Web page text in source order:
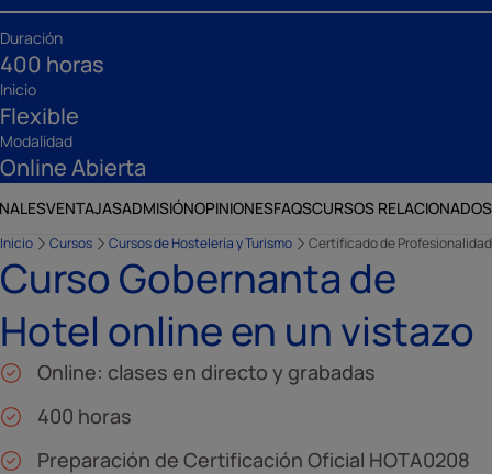
Duración
400 horas
Inicio
Flexible
Modalidad
Online Abierta
VENTAJASADMISIÓNOPINIONESFAQSCURSOS RELACIONADOS
Inicio Cursos Cursos de Hostelería y Turismo Certificado de
Curso Gobernanta de
Hotel online en un vistazo
Online: clases en directo y grabadas
400 horas
Preparación de Certificación Oficial HOTA0208